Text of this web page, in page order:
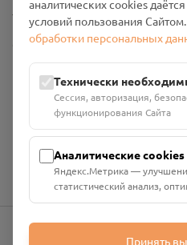
Настройки cookies
Общество с ограниченной
Проект Помним»
ИНН: 6700029207 ОГРН:
Юридический адрес: 216790,
Руднянский, г. Рудня, улица
Номер счёта:
аналитических cookies
условий пользования
обработки персональных
Технически
Сессия, авторизация,
функционирования Сайта
Аналитические cookies
Яндекс.Метрика —
статистический анализ,
Принять